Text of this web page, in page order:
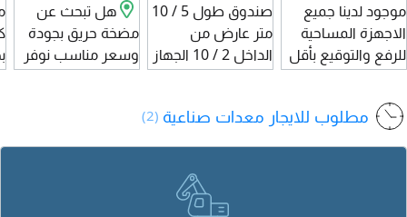
موجود لدينا جميع
الاجهزة المساحية
للرفع والتوقيع بأقل
الأسعار خصوصا يوم
الخميس والجمعة
صندوق طول 5 / 10
متر عارض من
الداخل 2 / 10 الجهاز
تبريد أو تجميد حسب
يوجد جديد
ومستخدم شغل
هل تبحث عن
مضخة حريق بجودة
وسعر مناسب نوفر
جميع مقاسات
بأفضل الأسعار مع
مطلوب للايجار معدات صناعية (2)